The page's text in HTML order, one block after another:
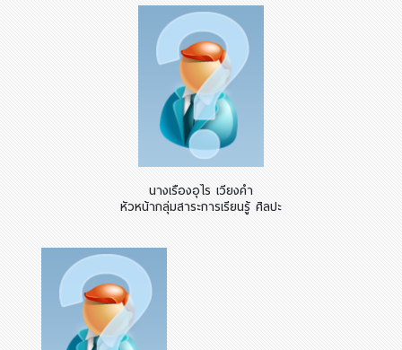
นางเรืองอุไร เวียงคำ
หัวหน้ากลุ่มสาระการเรียนรู้ ศิลปะ